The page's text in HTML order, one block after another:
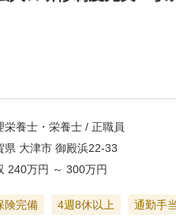
栄養士・栄養士 / 正職員
県 大津市 御殿浜22-33
240万円 ～300万円
険完備 4週8休以上 通勤手当